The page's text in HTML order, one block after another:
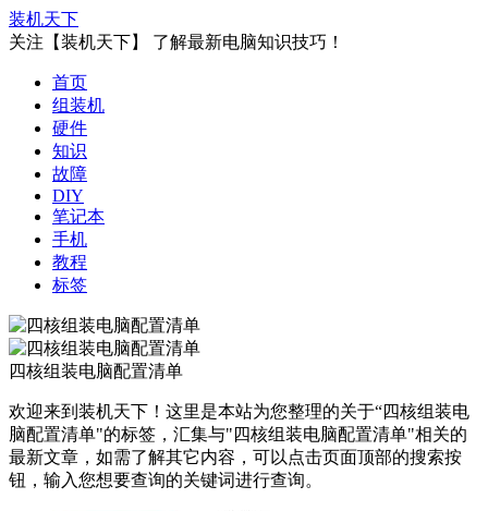
装机天下
关注【装机天下】 了解最新电脑知识技巧！
首页
组装机
硬件
知识
故障
DIY
笔记本
手机
教程
标签
四核组装电脑配置清单
欢迎来到装机天下！这里是本站为您整理的关于“四核组装电
脑配置清单"的标签，汇集与"四核组装电脑配置清单"相关的
最新文章，如需了解其它内容，可以点击页面顶部的搜索按
钮，输入您想要查询的关键词进行查询。